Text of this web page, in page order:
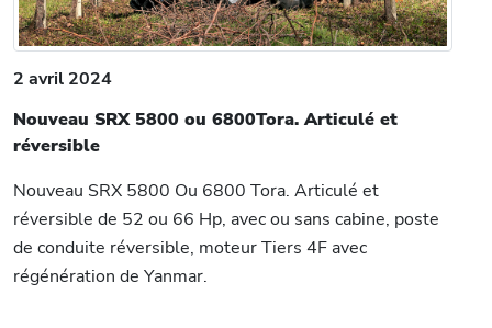
2 avril 2024
Nouveau SRX 5800 ou 6800Tora. Articulé et
réversible
Nouveau SRX 5800 Ou 6800 Tora. Articulé et
réversible de 52 ou 66 Hp, avec ou sans cabine, poste
de conduite réversible, moteur Tiers 4F avec
régénération de Yanmar.